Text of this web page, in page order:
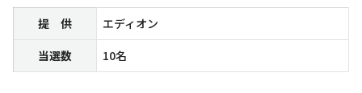
提 供
エディオン
当選数
10名